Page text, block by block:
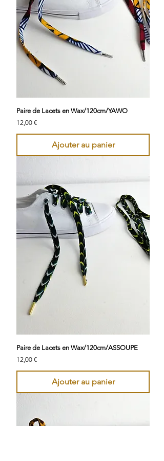
Paire de Lacets en Wax/120cm/YAWO
Prix
12,00 €
Ajouter au panier
Paire de Lacets en Wax/120cm/ASSOUPE
Prix
12,00 €
Ajouter au panier